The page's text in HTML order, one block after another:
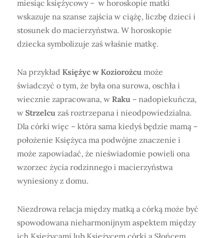
miesiąc księżycowy – w horoskopie matki
wskazuje na szanse zajścia w ciążę, liczbę dzieci i
stosunek do macierzyństwa. W horoskopie
dziecka symbolizuje zaś właśnie matkę.
Na przykład Księżyc w Koziorożcu może
świadczyć o tym, że była ona surowa, oschła i
wiecznie zapracowana, w Raku – nadopiekuńcza,
w Strzelcu zaś roztrzepana i nieodpowiedzialna.
Dla córki więc – która sama kiedyś będzie mamą –
położenie Księżyca ma podwójne znaczenie i
może zapowiadać, że nieświadomie powieli ona
wzorzec życia rodzinnego i macierzyństwa
wyniesiony z domu.
Niezdrowa relacja między matką a córką może być
spowodowana nieharmonijnym aspektem między
ich Księżycami lub Księżycem córki a Słońcem